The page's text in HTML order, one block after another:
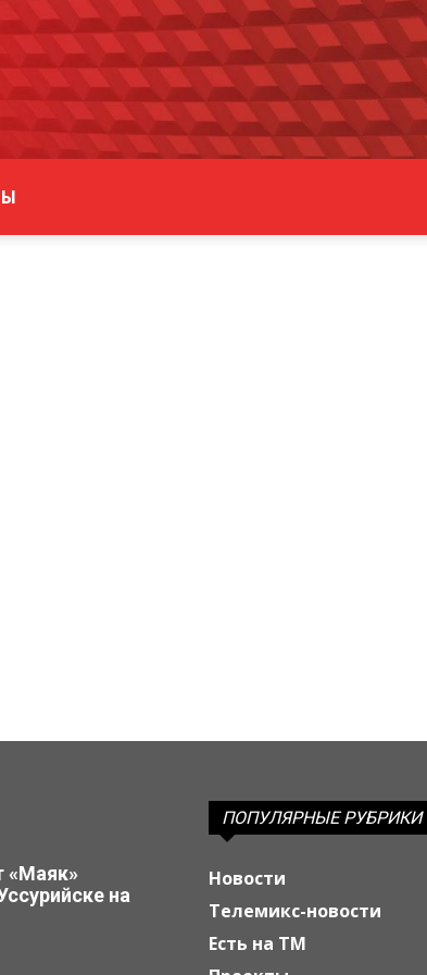
«Маяк»
на
ПОПУЛЯРНЫЕ РУБРИКИ
Новости
Телемикс-новости
Есть на ТМ